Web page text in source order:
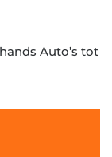
Auto’s tot